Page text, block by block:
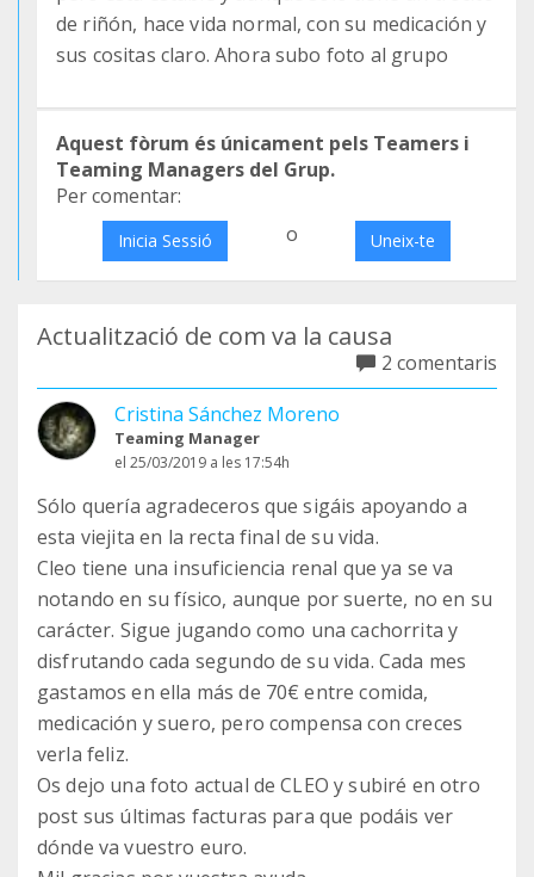
de riñón, hace vida normal, con su medicación y
sus cositas claro. Ahora subo foto al grupo
Aquest fòrum és únicament pels Teamers i
Teaming Managers del Grup.
Per comentar:
Inicia Sessió o Uneix-te
Actualització de com va la causa
2 comentaris
Cristina Sánchez Moreno
Teaming Manager
el 25/03/2019 a les 17:54h
Sólo quería agradeceros que sigáis apoyando a
esta viejita en la recta final de su vida.
Cleo tiene una insuficiencia renal que ya se va
notando en su físico, aunque por suerte, no en su
carácter. Sigue jugando como una cachorrita y
disfrutando cada segundo de su vida. Cada mes
gastamos en ella más de 70€ entre comida,
medicación y suero, pero compensa con creces
verla feliz.
Os dejo una foto actual de CLEO y subiré en otro
post sus últimas facturas para que podáis ver
dónde va vuestro euro.